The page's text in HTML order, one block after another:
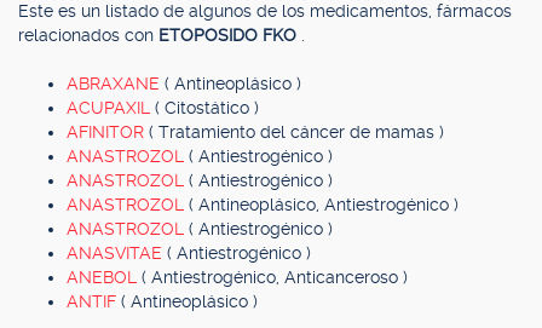
Este es un listado de algunos de los medicamentos, fármacos
relacionados con ETOPOSIDO FKO
ABRAXANE ( Antineoplásico )
ACUPAXIL ( Citostático )
AFINITOR ( Tratamiento del cáncer de mamas )
ANASTROZOL ( Antiestrogénico )
ANASTROZOL ( Antiestrogénico )
ANASTROZOL ( Antineoplásico, Antiestrogénico )
ANASTROZOL ( Antiestrogénico )
ANASVITAE ( Antiestrogénico )
ANEBOL ( Antiestrogénico, Anticanceroso )
ANTIF ( Antineoplásico )